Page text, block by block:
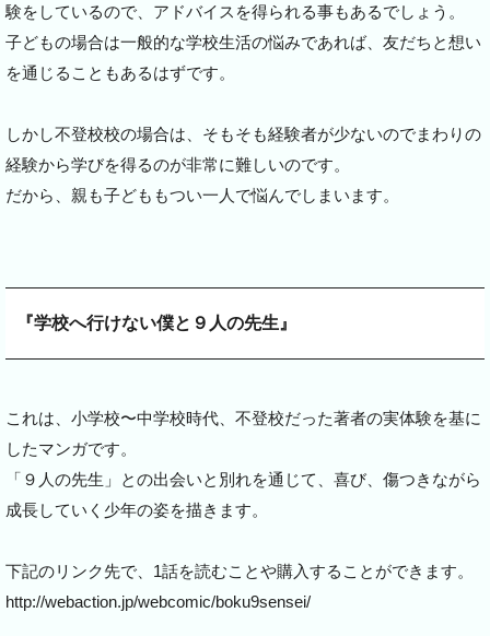
験をしているので、アドバイスを得られる事もあるでしょう。
子どもの場合は一般的な学校生活の悩みであれば、友だちと想い
を通じることもあるはずです。
しかし不登校校の場合は、そもそも経験者が少ないのでまわりの
経験から学びを得るのが非常に難しいのです。
だから、親も子どももつい一人で悩んでしまいます。
『学校へ行けない僕と９人の先生』
これは、小学校〜中学校時代、不登校だった著者の実体験を基に
したマンガです。
「９人の先生」との出会いと別れを通じて、喜び、傷つきながら
成長していく少年の姿を描きます。
下記のリンク先で、1話を読むことや購入することができます。
http://webaction.jp/webcomic/boku9sensei/